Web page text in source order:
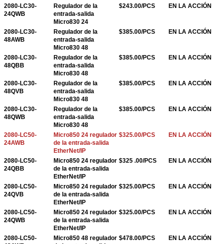
2080-LC30-
24QWB
Regulador de la
entrada-salida
Micro830 24
$243.00/PCS EN LA ACCIÓN
2080-LC30-
48AWB
Regulador de la
entrada-salida
Micro830 48
$385.00/PCS EN LA ACCIÓN
2080-LC30-
48QBB
Regulador de la
entrada-salida
Micro830 48
$385.00/PCS EN LA ACCIÓN
2080-LC30-
48QVB
Regulador de la
entrada-salida
Micro830 48
$385.00/PCS EN LA ACCIÓN
2080-LC30-
48QWB
Regulador de la
entrada-salida
Micro830 48
$385.00/PCS EN LA ACCIÓN
2080-LC50-
24AWB
Micro850 24 regulador
de la entrada-salida
EtherNet/IP
$325.00/PCS EN LA ACCIÓN
2080-LC50-
24QBB
Micro850 24 regulador
de la entrada-salida
EtherNet/IP
$325 .00/PCS EN LA ACCIÓN
2080-LC50-
24QVB
Micro850 24 regulador
de la entrada-salida
EtherNet/IP
$325.00/PCS EN LA ACCIÓN
2080-LC50-
24QWB
Micro850 24 regulador
de la entrada-salida
EtherNet/IP
$325.00/PCS EN LA ACCIÓN
2080-LC50-
Micro850 48 regulador $478.00/PCS EN LA ACCIÓN